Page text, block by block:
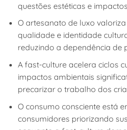
questões estéticas e
O artesanato de luxo
qualidade e identidade
reduzindo a dependência de
A fast-culture acelera ciclos
impactos ambientais
precarizar o trabalho dos
O consumo consciente está
consumidores priorizando